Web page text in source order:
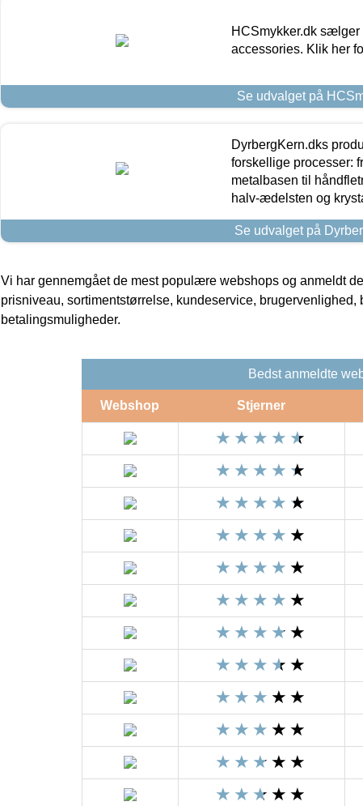
HCSmykker.dk sælger
accessories. Klik her
Se udvalget på
DyrbergKern.dks
forskellige processer:
metalbasen til
halv-ædelsten og
Se udvalget på
Vi har gennemgået de mest populære webshops og anmeldt
prisniveau, sortimentstørrelse, kundeservice, brugervenlighed,
betalingsmuligheder.
Bedst anmeldte
Webshop Stjerner